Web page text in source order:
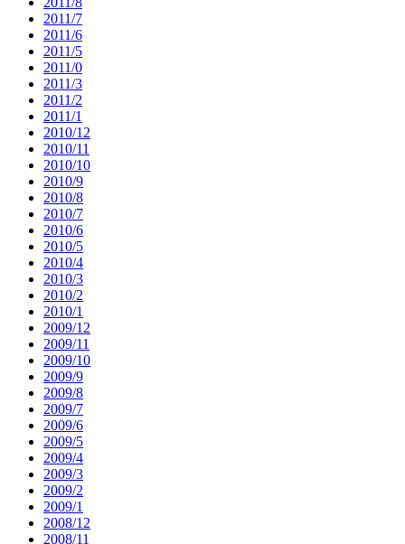
2011/7
2011/6
2011/5
2011/0
2011/3
2011/2
2011/1
2010/12
2010/11
2010/10
2010/9
2010/8
2010/7
2010/6
2010/5
2010/4
2010/3
2010/2
2010/1
2009/12
2009/11
2009/10
2009/9
2009/8
2009/7
2009/6
2009/5
2009/4
2009/3
2009/2
2009/1
2008/12
2008/11